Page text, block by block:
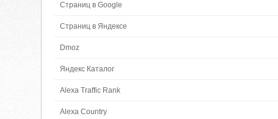
Страниц в Google
Страниц в Яндексе
Dmoz
Яндекс Каталог
Alexa Traffic Rank
Alexa Country